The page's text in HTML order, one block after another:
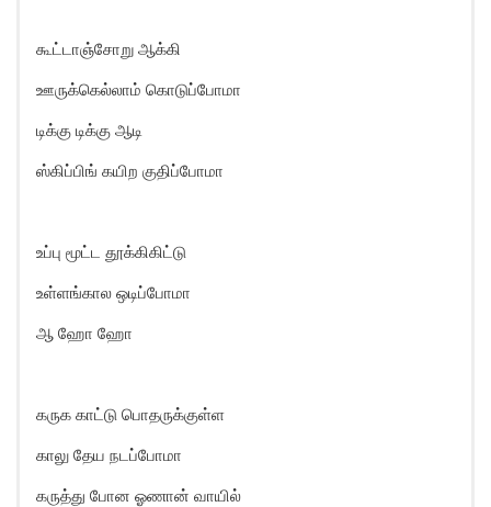
கூட்டாஞ்சோறு ஆக்கி
ஊருக்கெல்லாம் கொடுப்போமா
டிக்கு டிக்கு ஆடி
ஸ்கிப்பிங் கயிற குதிப்போமா
உப்பு மூட்ட தூக்கிகிட்டு
உள்ளங்கால ஒடிப்போமா
ஆ ஹோ ஹோ
கருக காட்டு பொதருக்குள்ள
காலு தேய நடப்போமா
கருத்து போன ஓணான் வாயில்